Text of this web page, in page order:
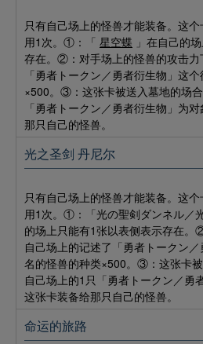
只有自己场上的怪兽才能装备。这
用1次。①：「 星空蝶 」在自己的
存在。②：对手场上的怪兽的攻击力
「勇者トークン／勇者衍生物」这
×500。③：这张卡被送入墓地的场
「勇者トークン／勇者衍生物」为
那只自己的怪兽。
光之圣剑 丹尼尔
只有自己场上的怪兽才能装备。这
用1次。①：「光の聖剣ダンネル／
的场上只能有1张以表侧表示存在
自己场上的记述了「勇者トークン
名的怪兽的种类×500。③：这张卡
自己场上的1只「勇者トークン／勇
这张卡装备给那只自己的怪兽。
命运的旅路